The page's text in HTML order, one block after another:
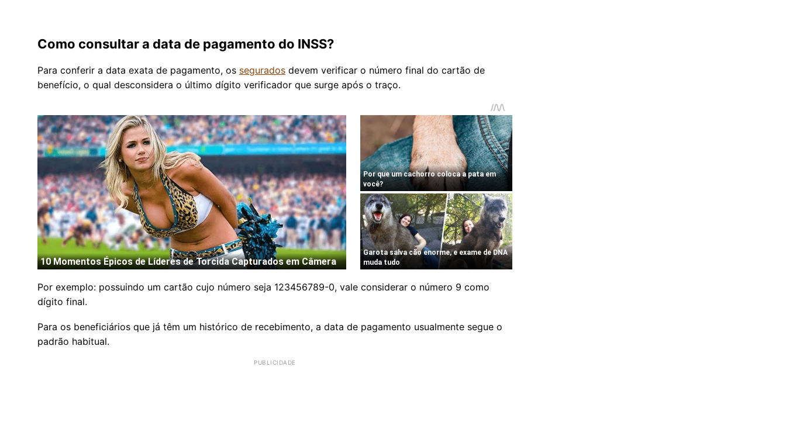
Como consultar a data de pagamento do INSS?
Para conferir a data exata de pagamento, os segurados devem verificar o número final do cartão de
benefício, o qual desconsidera o último dígito verificador que surge após o traço.
Por exemplo: possuindo um cartão cujo número seja 123456789-0, vale considerar o número 9 como
dígito final.
Para os beneficiários que já têm um histórico de recebimento, a data de pagamento usualmente segue o
padrão habitual.